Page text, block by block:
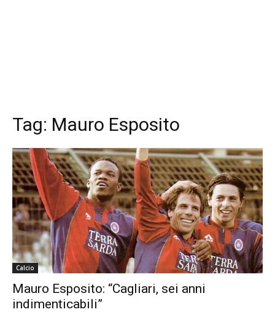
Tag: Mauro Esposito
Calcio
Mauro Esposito: “Cagliari, sei anni
indimenticabili”